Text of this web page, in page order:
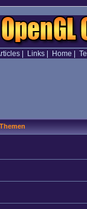
| Links| Home
Themen